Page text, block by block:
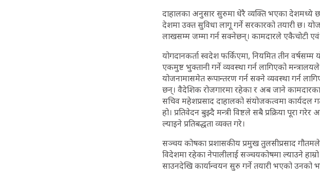
दाहालका अनुसार सुरुमा धेरै व्यक्ति भएका देशमध्ये
देशमा उक्त सुविधा लागू गर्ने सरकारको तयारी छ।
लाखसम्म जम्मा गर्न सक्नेछन्। कामदारले एकैचोटी
योगदानकर्ता स्वदेश फर्किएमा, नियमित तीन
एकमुष्ट भुक्तानी गर्ने व्यवस्था गर्न लागिएको
योजनामासमेत रूपान्तरण गर्न सक्ने व्यवस्था गर्न
छन्। वैदेशिक रोजगारमा रहेका र अब जाने
सचिव महेशप्रसाद दाहालको संयोजकत्वमा कार्यदल
हो। प्रतिवेदन बुझ्दै मन्त्री विष्टले सबै प्रक्रिया पूरा
ल्याइने प्रतिबद्धता व्यक्त गरे।
सञ्चय कोषका प्रशासकीय प्रमुख तुलसीप्रसाद गौतमले
विदेशमा रहेका नेपालीलाई सञ्चयकोषमा ल्याउने
साउनदेखि कार्यान्वयन सुरु गर्ने तयारी भएको उनको